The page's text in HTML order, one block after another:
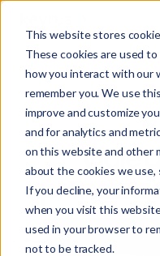
This website stores
These cookies are used
how you interact with our
remember you. We use
improve and customize
and for analytics and
on this website and other
about the cookies we use,
If you decline, your
when you visit this
used in your browser to
not to be tracked.
Viaje